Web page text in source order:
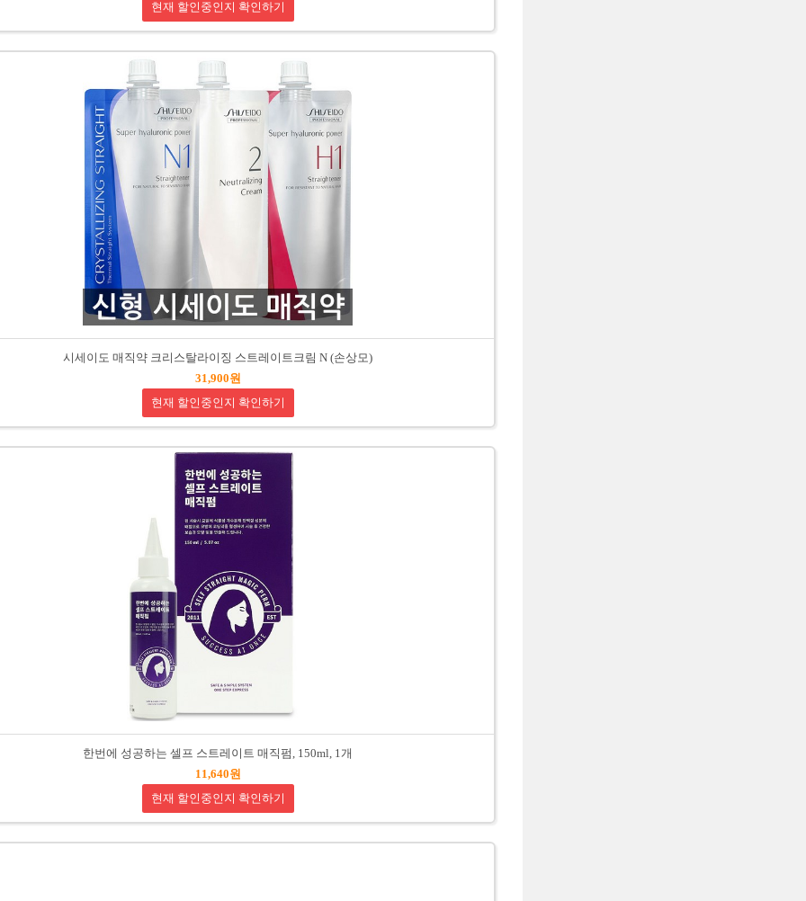
현재 할인중인지 확인하기
시세이도 매직약 크리스탈라이징 스트레이트크림 N (손상모)
31,900원
현재 할인중인지 확인하기
한번에 성공하는 셀프 스트레이트 매직펌, 150ml, 1개
11,640원
현재 할인중인지 확인하기